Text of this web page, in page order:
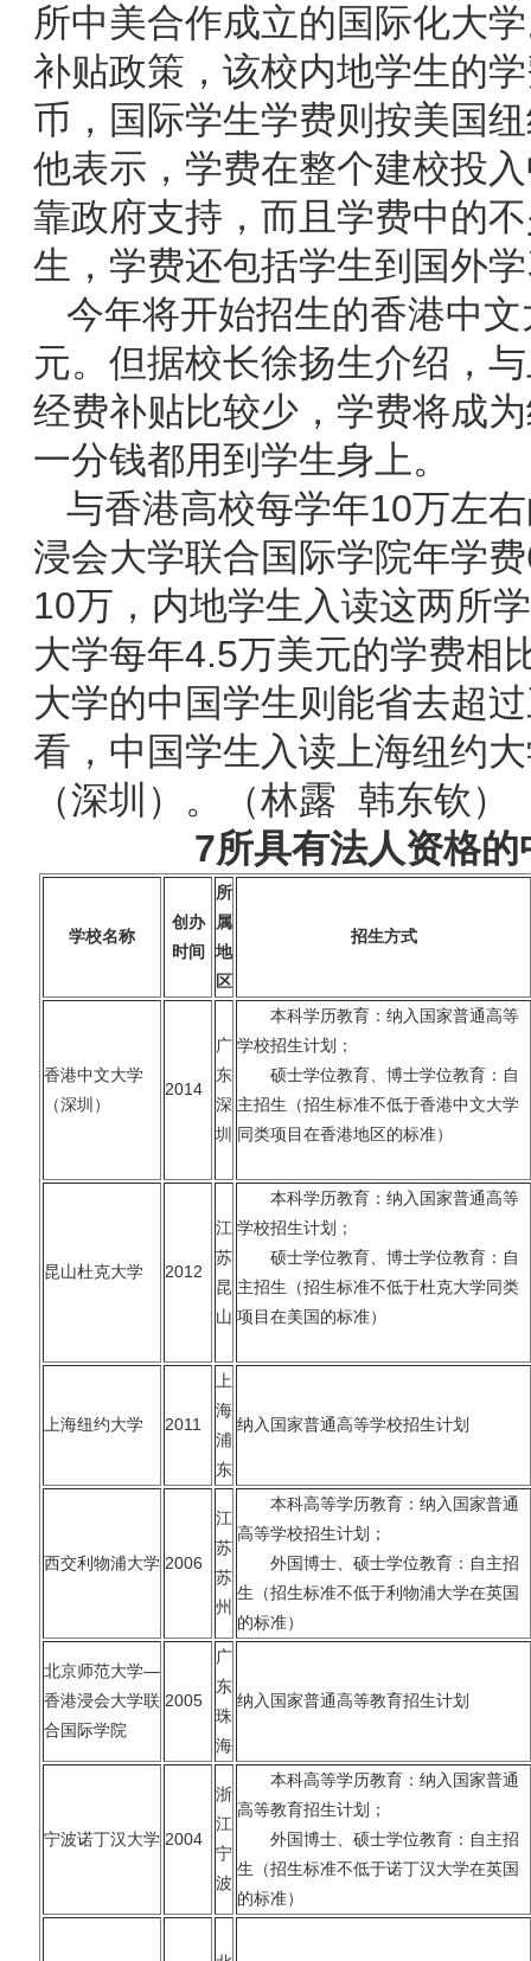
所中美合作成立的国际化大
补贴政策，该校内地学生的
币，国际学生学费则按美国
他表示，学费在整个建校投
靠政府支持，而且学费中的
生，学费还包括学生到国外
今年将开始招生的香港中
元。但据校长徐扬生介绍，
经费补贴比较少，学费将成
一分钱都用到学生身上。
与香港高校每学年10万左
浸会大学联合国际学院年学
10万，内地学生入读这两所
大学每年4.5万美元的学费
大学的中国学生则能省去超
看，中国学生入读上海纽约
（深圳）。（林露 韩东钦）
7所具有法人资格
学校名称
创办
时间
所
属
地
区
招生方式
香港中文大学
（深圳）
2014
广
东
深
圳
本科学历教育：纳入国家普通高等
学校招生计划；
硕士学位教育、博士学位教育：自
主招生（招生标准不低于香港中文大学
同类项目在香港地区的标准）
昆山杜克大学 2012
江
苏
昆
山
本科学历教育：纳入国家普通高等
学校招生计划；
硕士学位教育、博士学位教育：自
主招生（招生标准不低于杜克大学同类
项目在美国的标准）
上海纽约大学 2011
上
海
浦
东
纳入国家普通高等学校招生计划
西交利物浦大学 2006
江
苏
苏
州
本科高等学历教育：纳入国家普通
高等学校招生计划；
外国博士、硕士学位教育：自主招
生（招生标准不低于利物浦大学在英国
的标准）
北京师范大学—
香港浸会大学联
合国际学院
2005
广
东
珠
海
纳入国家普通高等教育招生计划
宁波诺丁汉大学 2004
浙
江
宁
波
本科高等学历教育：纳入国家普通
高等教育招生计划；
外国博士、硕士学位教育：自主招
生（招生标准不低于诺丁汉大学在英国
的标准）